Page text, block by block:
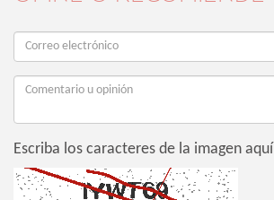
Escriba los caracteres de la imagen aquí